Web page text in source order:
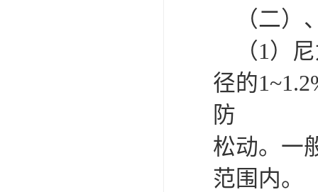
（二）
（1）尼
径的
防
松动。一
范围内。